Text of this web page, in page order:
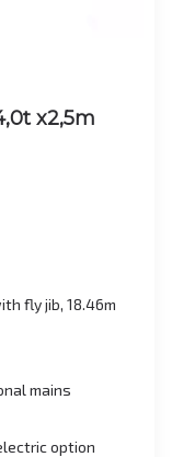
x2,5m
fly jib, 18.46m
mains
option